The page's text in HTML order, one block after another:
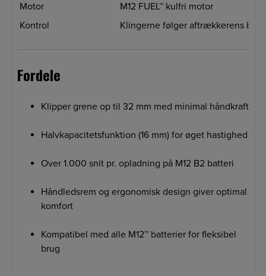
Motor
M12 FUEL™ kulfri motor
Kontrol
Klingerne følger aftrækkerens
Fordele
Klipper grene op til 32 mm med minimal håndkraft
Halvkapacitetsfunktion (16 mm) for øget hastighed
Over 1.000 snit pr. opladning på M12 B2 batteri
Håndledsrem og ergonomisk design giver optimal
komfort
Kompatibel med alle M12™ batterier for fleksibel
brug